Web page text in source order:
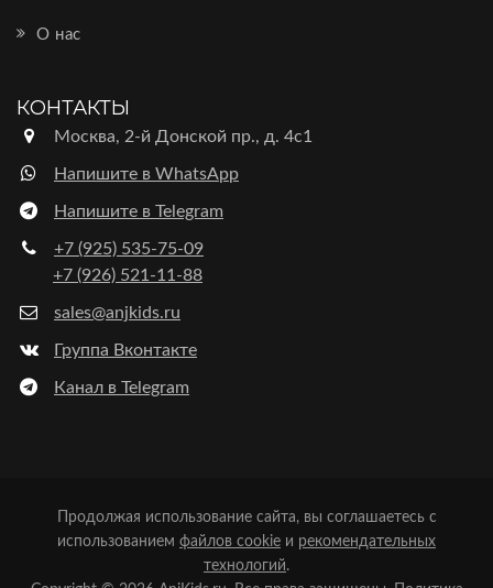
О нас
КОНТАКТЫ
Москва, 2-й Донской пр., д. 4с1
Напишите в WhatsApp
Напишите в Telegram
+7 (925) 535-75-09
+7 (926) 521-11-88
sales@anjkids.ru
Группа Вконтакте
Канал в Telegram
Продолжая использование сайта, вы соглашаетесь с
использованием файлов cookie и рекомендательных
технологий.